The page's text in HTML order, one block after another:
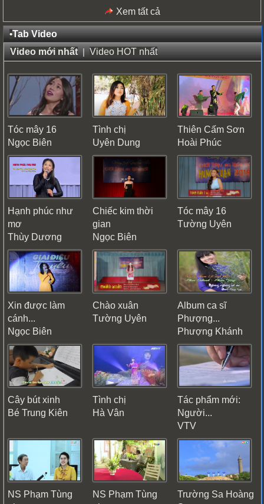
Xem tất cả
•Tab Video
Video mới nhất|Video HOT nhất
Tóc mây 16
Ngọc Biên
Tình chị
Uyên Dung
Thiên Cấm Sơn
Hoài Phúc
Hạnh phúc như
mơ
Thùy Dương
Chiếc kim thời
gian
Ngọc Biên
Tóc mây 16
Tường Uyên
Xin được làm
cánh...
Ngọc Biên
Chào xuân
Tường Uyên
Album ca sĩ
Phượng...
Phượng Khánh
Cây bút xinh
Bé Trung Kiên
Tình chị
Hà Vân
Tác phẩm mới:
Người...
VTV
NS Phạm Tùng
NS Phạm Tùng
Trường Sa Hoàng